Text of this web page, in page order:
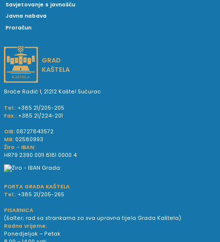
Savjetovanje s javnošću
Javna nabava
Proračun
GRAD
KAŠTELA
Braće Radić 1, 21212 Kaštel Sućurac
Tel.: +385 21/205-205
Fax.: +385 21/224-201
OIB: 08727843572
MB: 02580993
Žiro - IBAN:
HR79 2390 0011 8181 0000 4
PORTA GRADA KAŠTELA
Tel.: +385 21/205-265
PISARNICA
(šalter; rad sa strankama za sva upravna tijela Grada Kaštela)
Radno vrijeme:
Ponedjeljak – Petak